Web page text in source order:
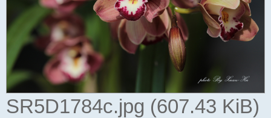
SR5D1784c.jpg (607.43 KiB)